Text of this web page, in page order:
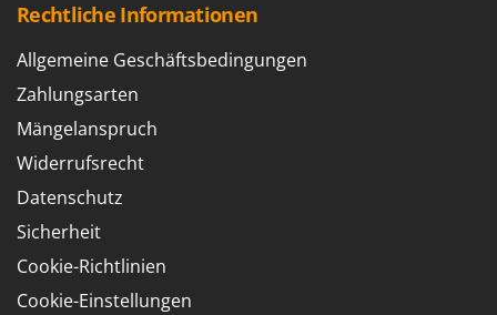
Rechtliche Informationen
Allgemeine Geschäftsbedingungen
Zahlungsarten
Mängelanspruch
Widerrufsrecht
Datenschutz
Sicherheit
Cookie-Richtlinien
Cookie-Einstellungen